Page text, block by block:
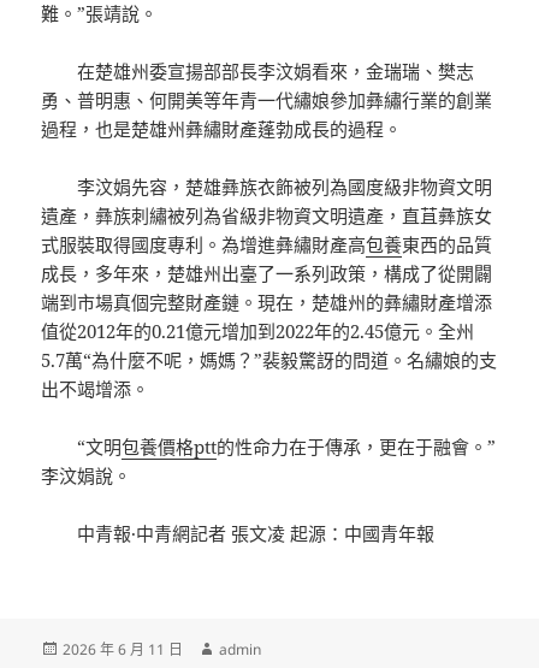
難。”張靖說。
在楚雄州委宣揚部部長李汶娟看來，金瑞瑞、樊志
勇、普明惠、何開美等年青一代繡娘參加彝繡行業的創業
過程，也是楚雄州彝繡財產蓬勃成長的過程。
李汶娟先容，楚雄彝族衣飾被列為國度級非物資文明
遺產，彝族刺繡被列為省級非物資文明遺產，直苴彝族女
式服裝取得國度專利。為增進彝繡財產高包養東西的品質
成長，多年來，楚雄州出臺了一系列政策，構成了從開闢
端到市場真個完整財產鏈。現在，楚雄州的彝繡財產增添
值從2012年的0.21億元增加到2022年的2.45億元。全州
5.7萬“為什麼不呢，媽媽？”裴毅驚訝的問道。名繡娘的支
出不竭增添。
“文明包養價格ptt的性命力在于傳承，更在于融會。”
李汶娟說。
中青報·中青網記者 張文凌 起源：中國青年報
發
2026 年 6 月 11 日
作
admin